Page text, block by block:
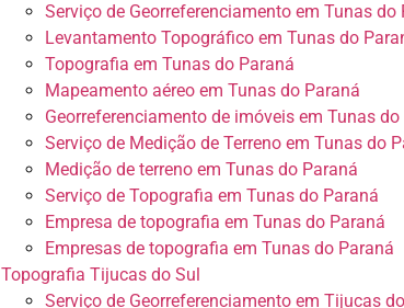
Serviço de Georreferenciamento em Tunas do
Levantamento Topográfico em Tunas do
Topografia em Tunas do Paraná
Mapeamento aéreo em Tunas do Paraná
Georreferenciamento de imóveis em Tunas do
Serviço de Medição de Terreno em Tunas do
Medição de terreno em Tunas do Paraná
Serviço de Topografia em Tunas do Paraná
Empresa de topografia em Tunas do Paraná
Empresas de topografia em Tunas do Paraná
Topografia Tijucas do Sul
Serviço de Georreferenciamento em Tijucas do